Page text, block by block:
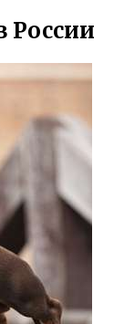
России